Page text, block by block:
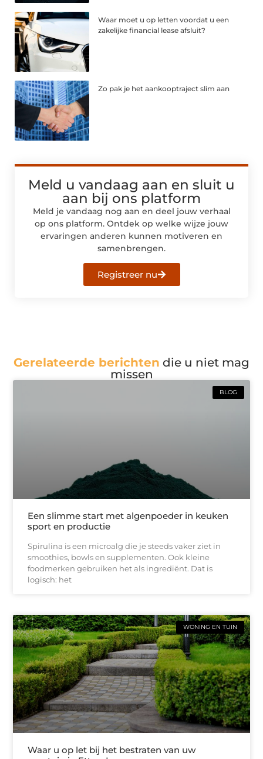
Waar moet u op letten voordat u een
zakelijke financial lease afsluit?
Zo pak je het aankooptraject slim aan
Meld u vandaag aan en sluit u
aan bij ons platform
Meld je vandaag nog aan en deel jouw verhaal
op ons platform. Ontdek op welke wijze jouw
ervaringen anderen kunnen motiveren en
samenbrengen.
Registreer nu
Gerelateerde berichten die u niet mag
missen
BLOG
Een slimme start met algenpoeder in keuken
sport en productie
Spirulina is een microalg die je steeds vaker ziet in
smoothies, bowls en supplementen. Ook kleine
foodmerken gebruiken het als ingrediënt. Dat is
logisch: het
WONING EN TUIN
Waar u op let bij het bestraten van uw